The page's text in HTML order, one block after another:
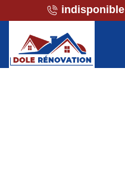
indisponible